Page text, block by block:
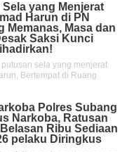
yang Menjerat
Harun di PN
Memanas, Masa dan
Saksi Kunci
sela yang menjerat
Bertempat di Ruang
Polres Subang
Narkoba, Ratusan
Ribu Sediaan
pelaku Diringkus